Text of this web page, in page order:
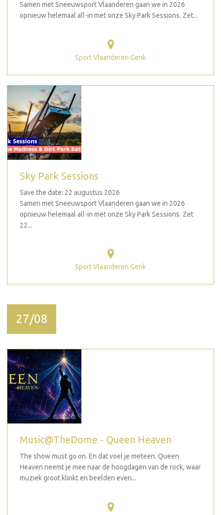
Samen met Sneeuwsport Vlaanderen gaan we in 2026
opnieuw helemaal all-in met onze Sky Park Sessions. Zet...
Sport Vlaanderen Genk
Sky Park Sessions
Save the date: 22 augustus 2026
Samen met Sneeuwsport Vlaanderen gaan we in 2026
opnieuw helemaal all-in met onze Sky Park Sessions. Zet
22...
Sport Vlaanderen Genk
27/08
Music@TheDome - Queen Heaven
The show must go on. En dat voel je meteen. Queen
Heaven neemt je mee naar de hoogdagen van de rock, waar
muziek groot klinkt en beelden even...